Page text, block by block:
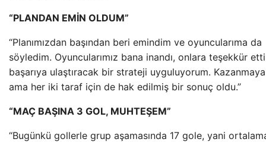
“PLANDAN EMİN OLDUM”
“Planımızdan başından beri emindim ve oyuncularıma da
söyledim. Oyuncularımız bana inandı, onlara teşekkür
başarıya ulaştıracak bir strateji uyguluyorum. Kazanmaya
ama her iki taraf için de hak edilmiş bir sonuç oldu.”
“MAÇ BAŞINA 3 GOL, MUHTEŞEM”
“Bugünkü gollerle grup aşamasında 17 gole, yani